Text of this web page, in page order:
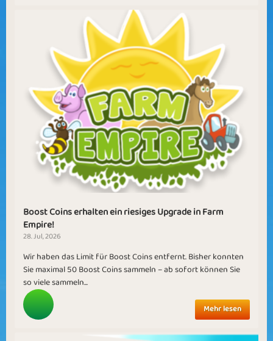
Boost Coins erhalten ein riesiges Upgrade in Farm
Empire!
28. Jul, 2026
Wir haben das Limit für Boost Coins entfernt. Bisher konnten
Sie maximal 50 Boost Coins sammeln – ab sofort können Sie
so viele sammeln...
Mehr lesen